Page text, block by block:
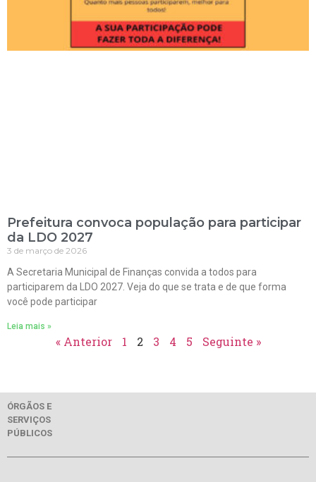
Prefeitura convoca população para participar
da LDO 2027
3 de março de 2026
A Secretaria Municipal de Finanças convida a todos para
participarem da LDO 2027. Veja do que se trata e de que forma
você pode participar
Leia mais »
« Anterior 1 2 3 4 5 Seguinte »
ÓRGÃOS E
SERVIÇOS
PÚBLICOS